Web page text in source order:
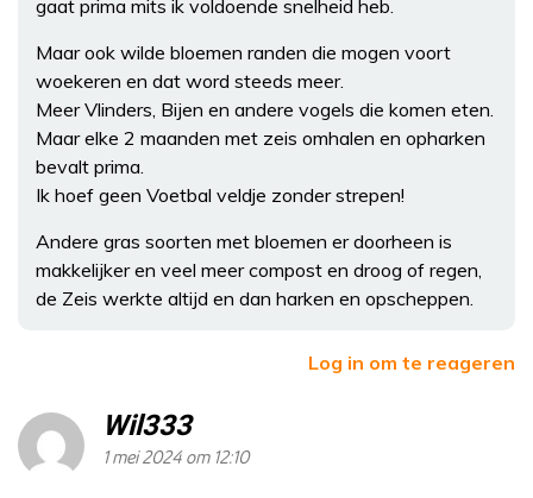
gaat prima mits ik voldoende snelheid heb.
Maar ook wilde bloemen randen die mogen voort
woekeren en dat word steeds meer.
Meer Vlinders, Bijen en andere vogels die komen eten.
Maar elke 2 maanden met zeis omhalen en opharken
bevalt prima.
Ik hoef geen Voetbal veldje zonder strepen!
Andere gras soorten met bloemen er doorheen is
makkelijker en veel meer compost en droog of regen,
de Zeis werkte altijd en dan harken en opscheppen.
Log in om te reageren
Wil333
1 mei 2024 om 12:10